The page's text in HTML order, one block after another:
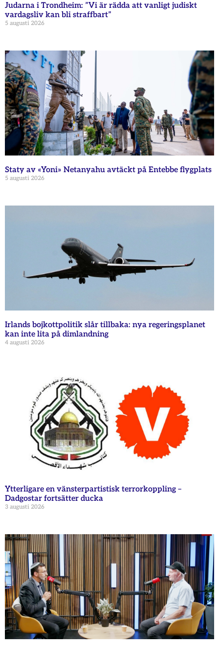
Judarna i Trondheim: ”Vi är rädda att vanligt judiskt
vardagsliv kan bli straffbart”
5 augusti 2026
Staty av «Yoni» Netanyahu avtäckt på Entebbe flygplats
5 augusti 2026
Irlands bojkottpolitik slår tillbaka: nya regeringsplanet
kan inte lita på dimlandning
4 augusti 2026
Ytterligare en vänsterpartistisk terrorkoppling –
Dadgostar fortsätter ducka
3 augusti 2026